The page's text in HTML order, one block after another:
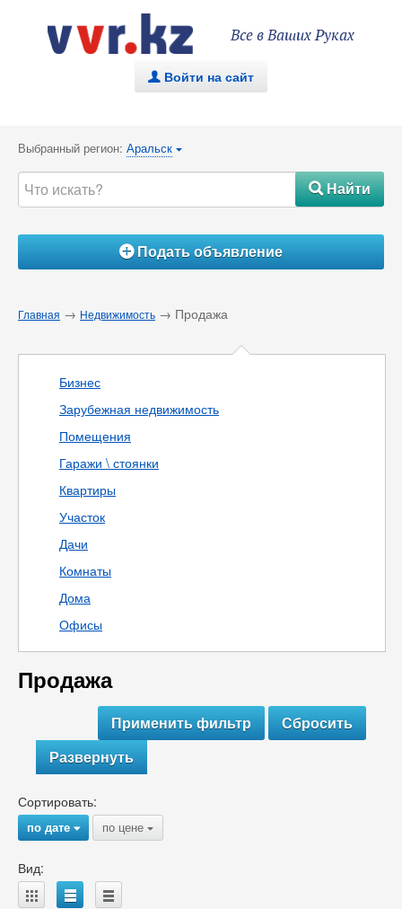
Все в Ваших Руках
. Войти на сайт
Выбранный регион: Аральск {
#Найти
ÁПодать объявление
Главная → Недвижимость → Продажа
Бизнес
Зарубежная недвижимость
Помещения
Гаражи \ стоянки
Квартиры
Участок
Дачи
Комнаты
Дома
Офисы
Продажа
Развернуть
Сортировать:
по дате{ по цене {
Вид:
A B C